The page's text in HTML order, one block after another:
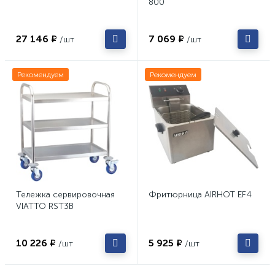
27 146 ₽ /шт
800
7 069 ₽ /шт
Рекомендуем
Тележка сервировочная
VIATTO RST3B
10 226 ₽ /шт
Рекомендуем
Фритюрница AIRHOT EF4
5 925 ₽ /шт